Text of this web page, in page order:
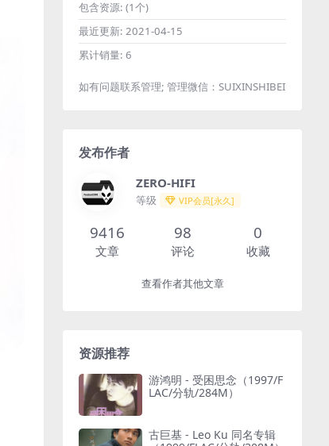
包含资源: (1个)
最近更新: 2021-04-15
累计销量: 6
如有问题联系管理; 管理微信：SUIXINSHIBEI
发布作者
ZERO-HIFI
等级 VIP会员[永久]
9416
文章
98
评论
0
收藏
查看作者其他文章
资源推荐
游鸿明 - 受困思念（1997/F
LAC/分轨/284M）
古巨基 - Leo Ku 同名专辑